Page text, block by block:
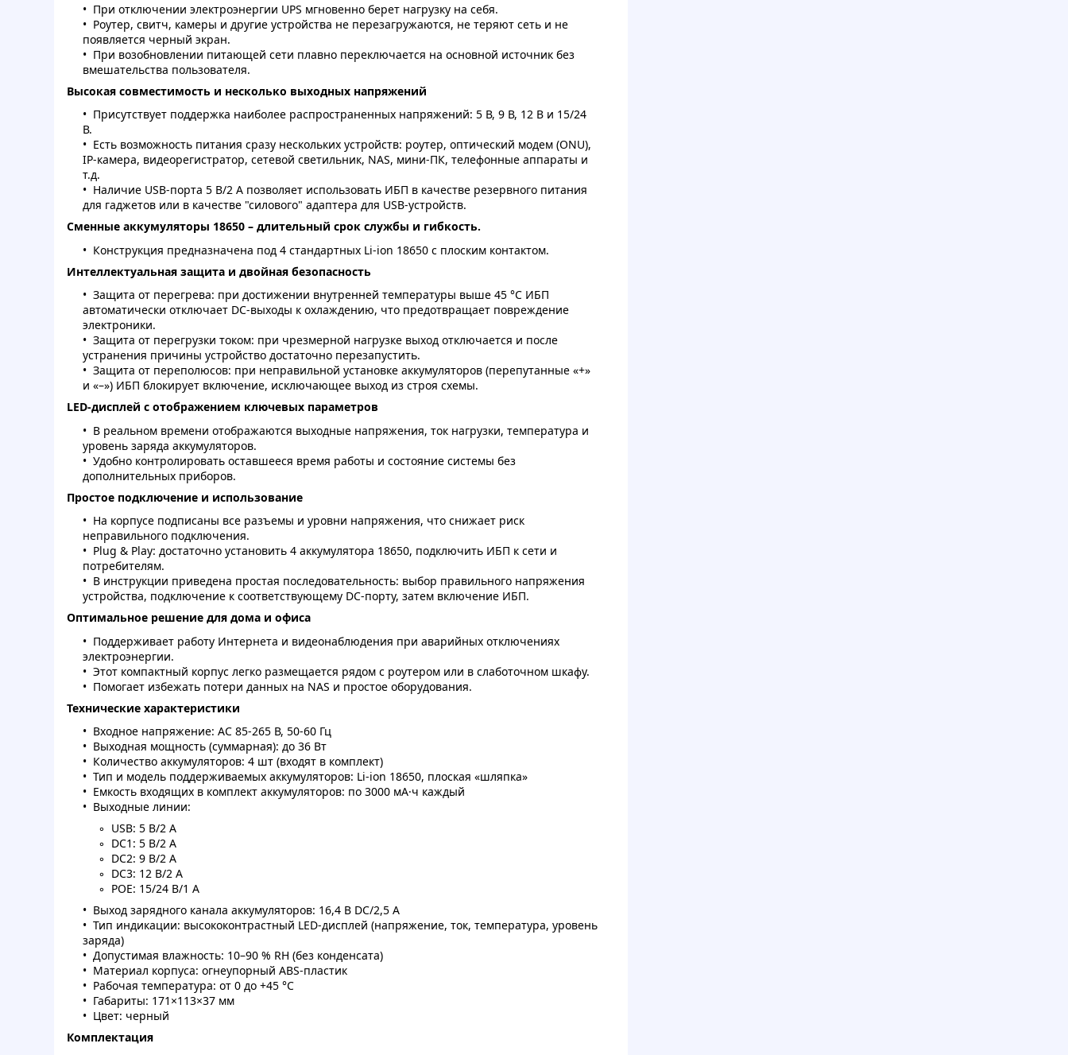
При отключении электроэнергии UPS мгновенно берет нагрузку на себя.
Роутер, свитч, камеры и другие устройства не перезагружаются, не теряют сеть и не
появляется черный экран.
При возобновлении питающей сети плавно переключается на основной источник без
вмешательства пользователя.
Высокая совместимость и несколько выходных напряжений
Присутствует поддержка наиболее распространенных напряжений: 5 В, 9 В, 12 В и 15/24
В.
Есть возможность питания сразу нескольких устройств: роутер, оптический модем (ONU),
IP-камера, видеорегистратор, сетевой светильник, NAS, мини-ПК, телефонные аппараты и
т.д.
Наличие USB-порта 5 В/2 А позволяет использовать ИБП в качестве резервного питания
для гаджетов или в качестве "силового" адаптера для USB-устройств.
Сменные аккумуляторы 18650 – длительный срок службы и гибкость.
Конструкция предназначена под 4 стандартных Li-ion 18650 с плоским контактом.
Интеллектуальная защита и двойная безопасность
Защита от перегрева: при достижении внутренней температуры выше 45 °C ИБП
автоматически отключает DC-выходы к охлаждению, что предотвращает повреждение
электроники.
Защита от перегрузки током: при чрезмерной нагрузке выход отключается и после
устранения причины устройство достаточно перезапустить.
Защита от переполюсов: при неправильной установке аккумуляторов (перепутанные «+»
и «–») ИБП блокирует включение, исключающее выход из строя схемы.
LED-дисплей с отображением ключевых параметров
В реальном времени отображаются выходные напряжения, ток нагрузки, температура и
уровень заряда аккумуляторов.
Удобно контролировать оставшееся время работы и состояние системы без
дополнительных приборов.
Простое подключение и использование
На корпусе подписаны все разъемы и уровни напряжения, что снижает риск
неправильного подключения.
Plug & Play: достаточно установить 4 аккумулятора 18650, подключить ИБП к сети и
потребителям.
В инструкции приведена простая последовательность: выбор правильного напряжения
устройства, подключение к соответствующему DC-порту, затем включение ИБП.
Оптимальное решение для дома и офиса
Поддерживает работу Интернета и видеонаблюдения при аварийных отключениях
электроэнергии.
Этот компактный корпус легко размещается рядом с роутером или в слаботочном шкафу.
Помогает избежать потери данных на NAS и простое оборудования.
Технические характеристики
Входное напряжение: AC 85-265 В, 50-60 Гц
Выходная мощность (суммарная): до 36 Вт
Количество аккумуляторов: 4 шт (входят в комплект)
Тип и модель поддерживаемых аккумуляторов: Li-ion 18650, плоская «шляпка»
Емкость входящих в комплект аккумуляторов: по 3000 мА·ч каждый
Выходные линии:
USB: 5 В/2 А
DC1: 5 В/2 А
DC2: 9 В/2 А
DC3: 12 В/2 А
POE: 15/24 В/1 А
Выход зарядного канала аккумуляторов: 16,4 В DC/2,5 А
Тип индикации: высококонтрастный LED-дисплей (напряжение, ток, температура, уровень
заряда)
Допустимая влажность: 10–90 % RH (без конденсата)
Материал корпуса: огнеупорный ABS-пластик
Рабочая температура: от 0 до +45 °C
Габариты: 171×113×37 мм
Цвет: черный
Комплектация